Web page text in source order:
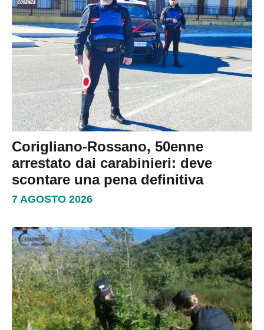
Corigliano-Rossano, 50enne
arrestato dai carabinieri: deve
scontare una pena definitiva
7 AGOSTO 2026